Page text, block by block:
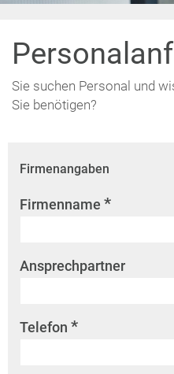
Sie suchen Personal und
Sie benötigen?
Firmenangaben
Firmenname *
Ansprechpartner
Telefon *